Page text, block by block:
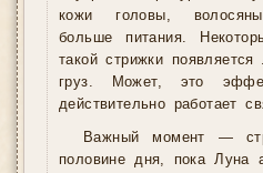
кожи головы,
больше питания.
такой стрижки появляется
груз. Может, это
действительно работает
Важный момент —
половине дня, пока Луна